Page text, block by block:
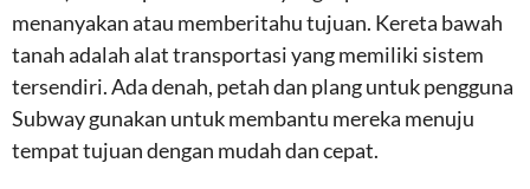
menanyakan atau memberitahu tujuan. Kereta bawah
tanah adalah alat transportasi yang memiliki sistem
tersendiri. Ada denah, petah dan plang untuk pengguna
Subway gunakan untuk membantu mereka menuju
tempat tujuan dengan mudah dan cepat.